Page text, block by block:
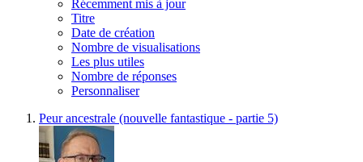
Récemment mis à jour
Titre
Date de création
Nombre de visualisations
Les plus utiles
Nombre de réponses
Personnaliser
Peur ancestrale (nouvelle fantastique - partie 5)